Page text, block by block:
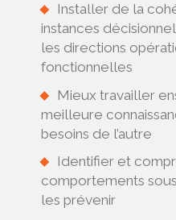
Installer de la
instances
les directions
fonctionnelles
Mieux travailler
meilleure
besoins de l’autre
Identifier et
comportements
les prévenir